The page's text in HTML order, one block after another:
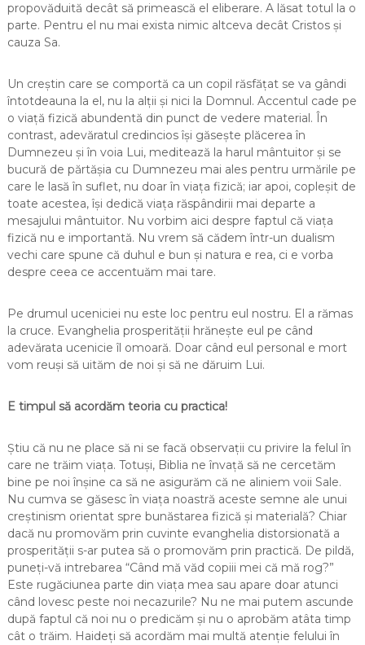
propovăduită decât să primească el eliberare. A lăsat totul la o
parte. Pentru el nu mai exista nimic altceva decât Cristos și
cauza Sa.
Un creștin care se comportă ca un copil răsfățat se va gândi
întotdeauna la el, nu la alții și nici la Domnul. Accentul cade pe
o viață fizică abundentă din punct de vedere material. În
contrast, adevăratul credincios își găsește plăcerea în
Dumnezeu și în voia Lui, meditează la harul mântuitor și se
bucură de părtășia cu Dumnezeu mai ales pentru urmările pe
care le lasă în suflet, nu doar în viața fizică; iar apoi, copleșit de
toate acestea, își dedică viața răspândirii mai departe a
mesajului mântuitor. Nu vorbim aici despre faptul că viața
fizică nu e importantă. Nu vrem să cădem într-un dualism
vechi care spune că duhul e bun și natura e rea, ci e vorba
despre ceea ce accentuăm mai tare.
Pe drumul uceniciei nu este loc pentru eul nostru. El a rămas
la cruce. Evanghelia prosperității hrănește eul pe când
adevărata ucenicie îl omoară. Doar când eul personal e mort
vom reuși să uităm de noi și să ne dăruim Lui.
E timpul să acordăm teoria cu practica!
Știu că nu ne place să ni se facă observații cu privire la felul în
care ne trăim viața. Totuși, Biblia ne învață să ne cercetăm
bine pe noi înșine ca să ne asigurăm că ne aliniem voii Sale.
Nu cumva se găsesc în viața noastră aceste semne ale unui
creștinism orientat spre bunăstarea fizică și materială? Chiar
dacă nu promovăm prin cuvinte evanghelia distorsionată a
prosperității s-ar putea să o promovăm prin practică. De pildă,
puneți-vă intrebarea “Când mă văd copiii mei că mă rog?”
Este rugăciunea parte din viața mea sau apare doar atunci
când lovesc peste noi necazurile? Nu ne mai putem ascunde
după faptul că noi nu o predicăm și nu o aprobăm atâta timp
cât o trăim. Haideți să acordăm mai multă atenție felului în